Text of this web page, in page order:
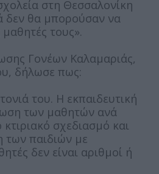
στη Θεσσαλονίκη
δεν θα μπορούσαν να
τους».
Γονέων Καλαμαριάς,
δήλωσε πως:
του. Η εκπαιδευτική
των μαθητών ανά
σχεδιασμό και
των παιδιών με
δεν είναι αριθμοί ή